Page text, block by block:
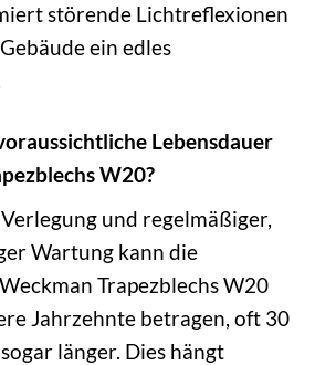
störende Lichtreflexionen
ein edles
Lebensdauer
W20?
und regelmäßiger,
Wartung kann die
Trapezblechs W20
Jahrzehnte betragen, oft 30
länger. Dies hängt